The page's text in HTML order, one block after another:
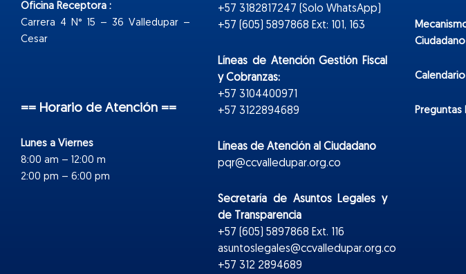
Oficina Receptora :
Carrera 4 N° 15 – 36 Valledupar –
Cesar
== Horario de Atención ==
Lunes a Viernes
8:00 am – 12:00 m
2:00 pm – 6:00 pm
+57 3182817247 (Solo WhatsApp)
+57 (605) 5897868 Ext: 101, 163
Líneas de Atención Gestión Fiscal
y Cobranzas:
+57 3104400971
+57 3122894689
Líneas de Atención al Ciudadano
pqr@ccvalledupar.org.co
Secretaría de Asuntos Legales y
de Transparencia
+57 (605) 5897868 Ext. 116
asuntoslegales@ccvalledupar.org.co
+57 312 2894689
Ciudadano
Preguntas